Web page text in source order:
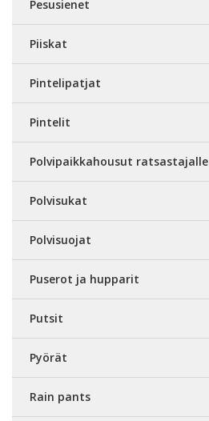
Pesusienet
Piiskat
Pintelipatjat
Pintelit
Polvipaikkahousut ratsastajalle
Polvisukat
Polvisuojat
Puserot ja hupparit
Putsit
Pyörät
Rain pants